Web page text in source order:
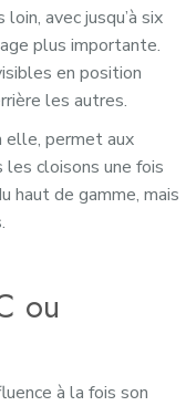
avec jusqu’à six
plus importante.
en position
les autres.
elle, permet aux
cloisons une fois
haut de gamme, mais
ou
à la fois son